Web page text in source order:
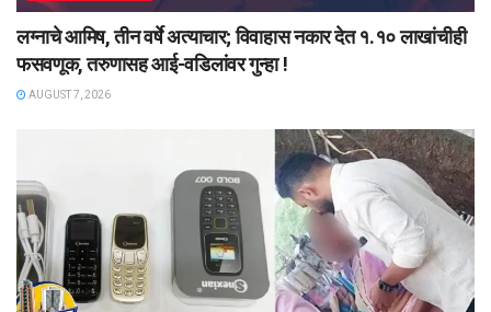
लग्नाचे आमिष, तीन वर्षे अत्याचार; विवाहास नकार देत १.१० लाखांचीही
फसवणूक, तरुणासह आई-वडिलांवर गुन्हा !
AUGUST 7, 2026